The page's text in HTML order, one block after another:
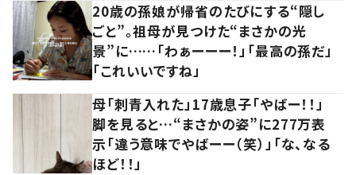
20歳の孫娘が帰省のたびにする“隠し
ごと”。祖母が見つけた“まさかの光
景”に……「わぁーーー！」「最高の孫だ」
「これいいですね」
母「刺青入れた」17歳息子「やばー！！」
脚を見ると…“まさかの姿”に277万表
示「違う意味でやばーー（笑）」「な、なる
ほど！！」